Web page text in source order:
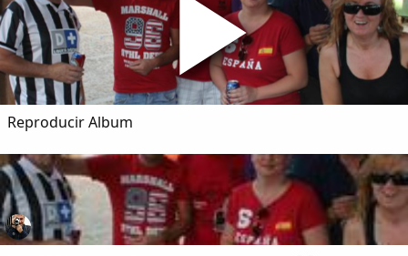
Cancionero Local
Apodos
La palra
Modo oscuro
Reproducir Album